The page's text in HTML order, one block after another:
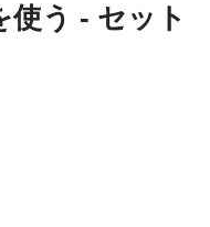
う - セット